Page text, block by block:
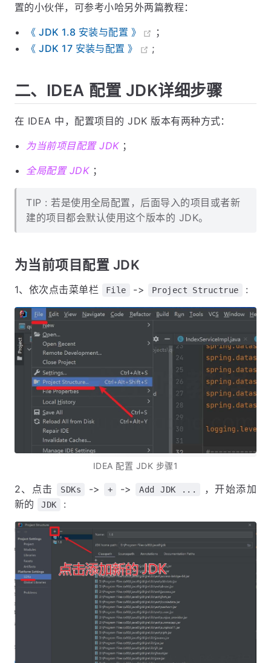
置的小伙伴，可参考小哈另外两篇教程：
《 JDK 1.8 安装与配置 》
；
《 JDK 17 安装与配置 》
;
二、IDEA 配置 JDK详细步骤
在 IDEA 中，配置项目的 JDK 版本有两种方式：
为当前项目配置 JDK；
全局配置 JDK；
TIP : 若是使用全局配置，后面导入的项目或者新
建的项目都会默认使用这个版本的 JDK。
为当前项目配置 JDK
1、依次点击菜单栏 File -> Project Structrue :
IDEA 配置 JDK 步骤1
2、点击 SDKs -> + -> Add JDK ...
，开始添加
新的
JDK :